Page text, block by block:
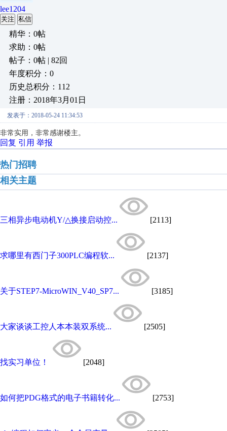
lee1204
关注 私信
精华：0帖
求助：0帖
帖子：0帖 | 82回
年度积分：0
历史总积分：112
注册：2018年3月01日
发表于：2018-05-24 11:34:53
非常实用，非常感谢楼主。
回复 引用 举报
热门招聘
相关主题
三相异步电动机Y/△换接启动控... [2113]
求哪里有西门子300PLC编程软... [2137]
关于STEP7-MicroWIN_V40_SP7... [3185]
大家谈谈工控人本本装双系统... [2505]
找实习单位！ [2048]
如何把PDG格式的电子书籍转化... [2753]